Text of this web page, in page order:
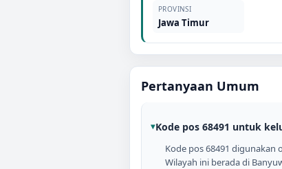
PROVINSI
Jawa Timur
Pertanyaan Umum
Kode pos 68491 untuk
Kode pos 68491 digunakan
Wilayah ini berada di